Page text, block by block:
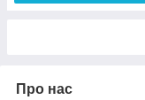
Про нас